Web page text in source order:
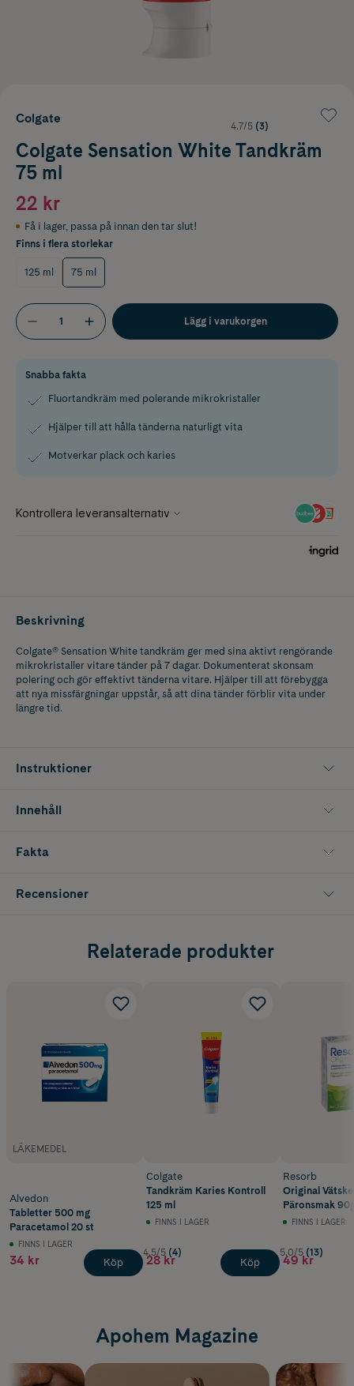
Colgate
4.7/5 (3)
Colgate Sensation White Tandkräm
75 ml
22 kr
Få i lager, passa på innan den tar slut!
Finns i flera storlekar
125 ml 75 ml
Lägg i varukorgen
Snabba fakta
Fluortandkräm med polerande mikrokristaller
Hjälper till att hålla tänderna naturligt vita
Motverkar plack och karies
Beskrivning
Colgate® Sensation White tandkräm ger med sina aktivt rengörande
mikrokristaller vitare tänder på 7 dagar. Dokumenterat skonsam
polering och gör effektivt tänderna vitare. Hjälper till att förebygga
att nya missfärgningar uppstår, så att dina tänder förblir vita under
längre tid.
Instruktioner
Innehåll
Fakta
Recensioner
Relaterade produkter
LÄKEMEDEL
Alvedon
Tabletter 500 mg
Paracetamol 20 st
FINNS I LAGER
34 kr Köp
Colgate
Tandkräm Karies Kontroll
125 ml
FINNS I LAGER
4.5/5 (4)
28 kr Köp
Resorb
Original
Päronsmak
FINNS I LAGER
5.0/5 (13)
49 kr
Apohem Magazine